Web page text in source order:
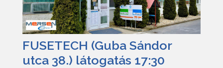
FUSETECH (Guba Sándor
utca 38.) látogatás 17:30